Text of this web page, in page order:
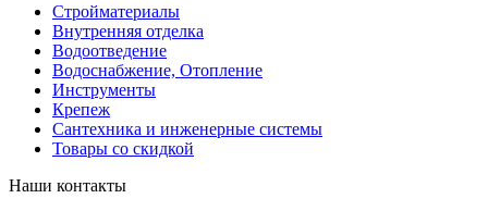
Стройматериалы
Внутренняя отделка
Водоотведение
Водоснабжение, Отопление
Инструменты
Крепеж
Сантехника и инженерные системы
Товары со скидкой
Наши контакты